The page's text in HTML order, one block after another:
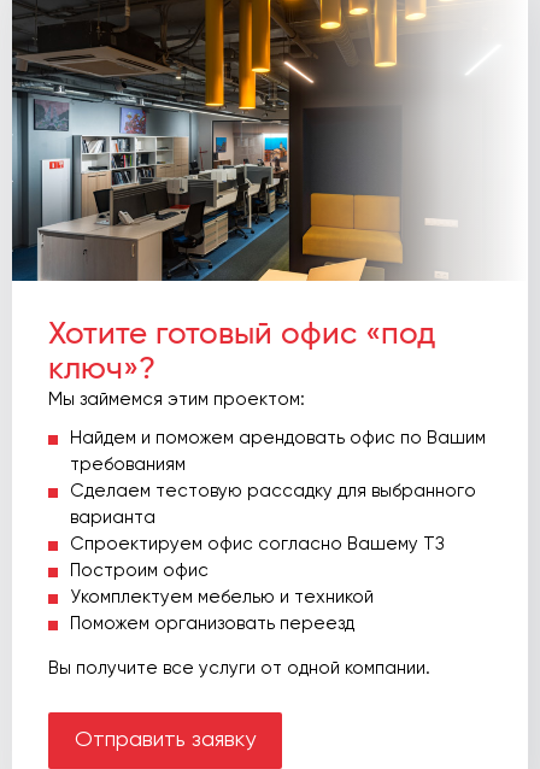
Хотите готовый офис «под
ключ»?
Мы займемся этим проектом:
Найдем и поможем арендовать офис по Вашим
требованиям
Сделаем тестовую рассадку для выбранного
варианта
Спроектируем офис согласно Вашему ТЗ
Построим офис
Укомплектуем мебелью и техникой
Поможем организовать переезд
Вы получите все услуги от одной компании.
Отправить заявку